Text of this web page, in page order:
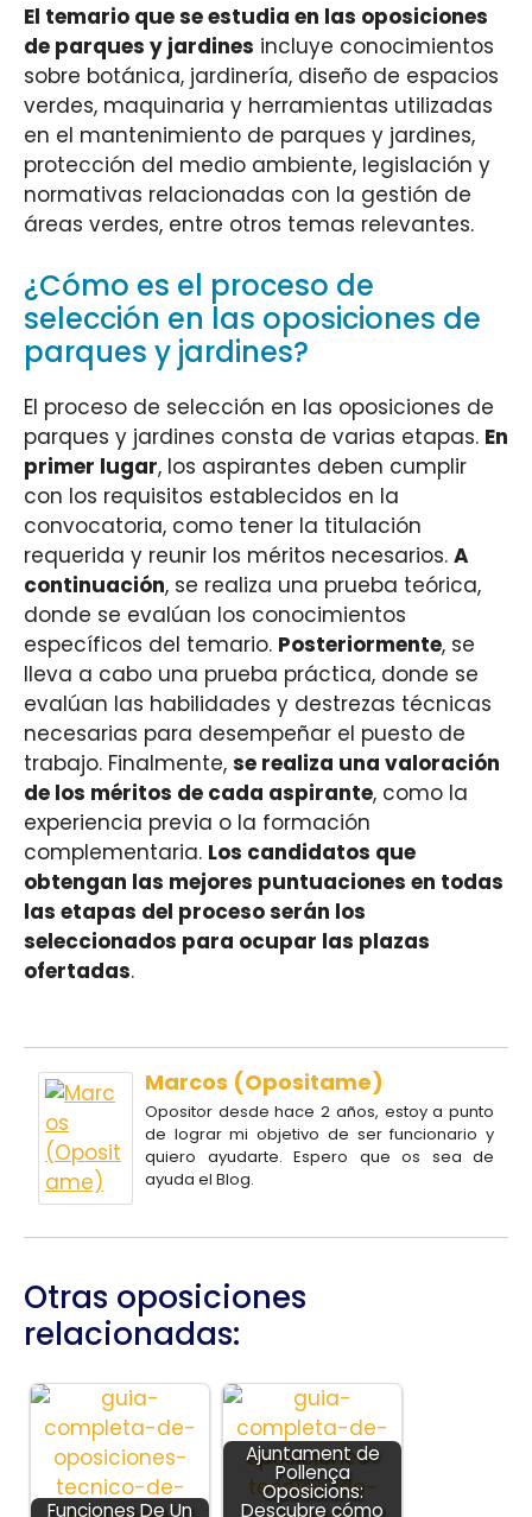
El temario que se estudia en las oposiciones
de parques y jardines incluye conocimientos
sobre botánica, jardinería, diseño de espacios
verdes, maquinaria y herramientas utilizadas
en el mantenimiento de parques y jardines,
protección del medio ambiente, legislación y
normativas relacionadas con la gestión de
áreas verdes, entre otros temas relevantes.
¿Cómo es el proceso de
selección en las oposiciones de
parques y jardines?
El proceso de selección en las oposiciones de
parques y jardines consta de varias etapas. En
primer lugar, los aspirantes deben cumplir
con los requisitos establecidos en la
convocatoria, como tener la titulación
requerida y reunir los méritos necesarios. A
continuación, se realiza una prueba teórica,
donde se evalúan los conocimientos
específicos del temario. Posteriormente, se
lleva a cabo una prueba práctica, donde se
evalúan las habilidades y destrezas técnicas
necesarias para desempeñar el puesto de
trabajo. Finalmente, se realiza una valoración
de los méritos de cada aspirante, como la
experiencia previa o la formación
complementaria. Los candidatos que
obtengan las mejores puntuaciones en todas
las etapas del proceso serán los
seleccionados para ocupar las plazas
ofertadas.
Marcos (Opositame)
Opositor desde hace 2 años, estoy a punto
de lograr mi objetivo de ser funcionario y
quiero ayudarte. Espero que os sea de
ayuda el Blog.
Otras oposiciones
relacionadas:
Funciones De Un
Ajuntament de
Pollença
Oposicions:
Descubre cómo